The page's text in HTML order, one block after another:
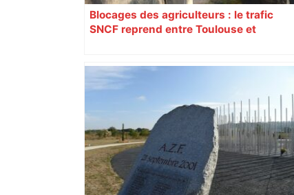
Blocages des agriculteurs : le trafic
SNCF reprend entre Toulouse et